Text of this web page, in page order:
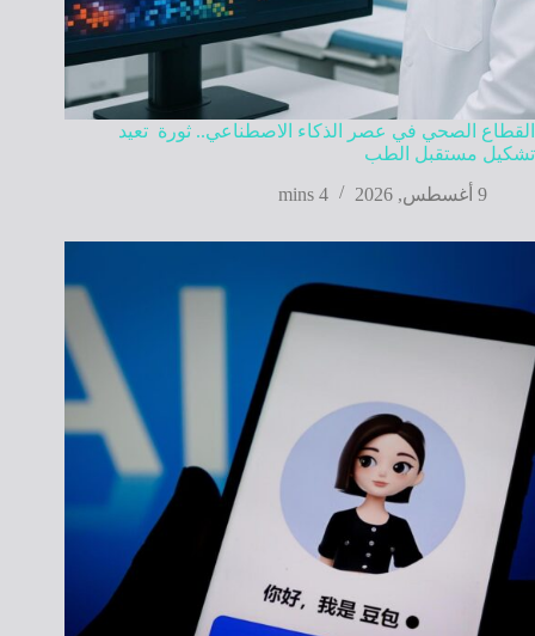
القطاع الصحي في عصر الذكاء الاصطناعي.. ثورة تعيد
تشكيل مستقبل الطب
9 أغسطس, 2026
4 mins